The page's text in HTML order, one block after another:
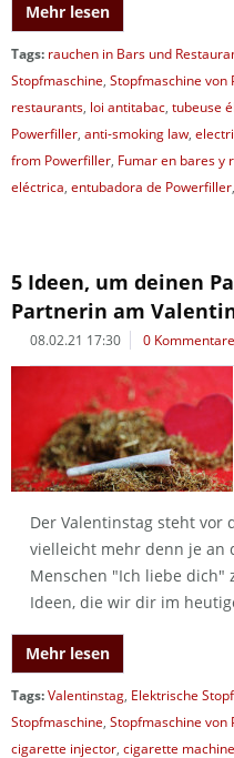
Mehr lesen
Tags: rauchen in Bars und
Stopfmaschine, Stopfmaschine von
restaurants, loi antitabac, tubeuse
Powerfiller, anti-smoking law,
from Powerfiller, Fumar en bares y
eléctrica, entubadora de Powerfiller,
5 Ideen, um deinen
Partnerin am
08.02.21 17:30 0 Kommentare
Der Valentinstag steht vor
vielleicht mehr denn je an
Menschen "Ich liebe dich"
Ideen, die wir dir im
Mehr lesen
Tags:Valentinstag, Elektrische
Stopfmaschine, Stopfmaschine von
cigarette injector, cigarette